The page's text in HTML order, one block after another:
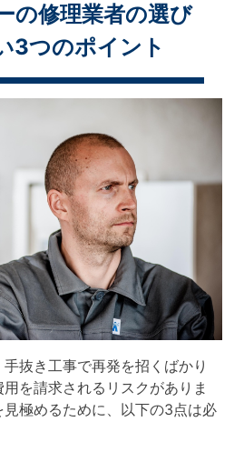
の修理業者の選び
3つのポイント
抜き工事で再発を招くばかり
を請求されるリスクがありま
極めるために、以下の3点は必